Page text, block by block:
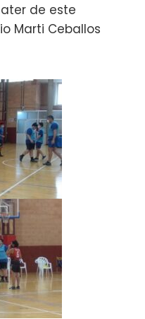
de este
Marti Ceballos